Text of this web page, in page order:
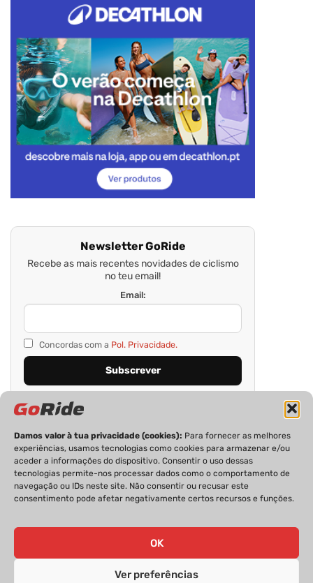
Damos valor à tua privacidade (cookies): Para fornecer as melhores
experiências, usamos tecnologias como cookies para armazenar e/ou
aceder a informações do dispositivo. Consentir o uso dessas
tecnologias permite-nos processar dados como o comportamento de
navegação ou IDs neste site. Não consentir ou recusar este
consentimento pode afetar negativamente certos recursos e funções.
OK
Ver preferências
Newsletter GoRide
Recebe as mais recentes novidades de ciclismo
no teu email!
Email:
Concordas com a Pol. Privacidade.
PRIVACIDADE FICHA TÉCNICA
ESTATUTO EDITORIAL